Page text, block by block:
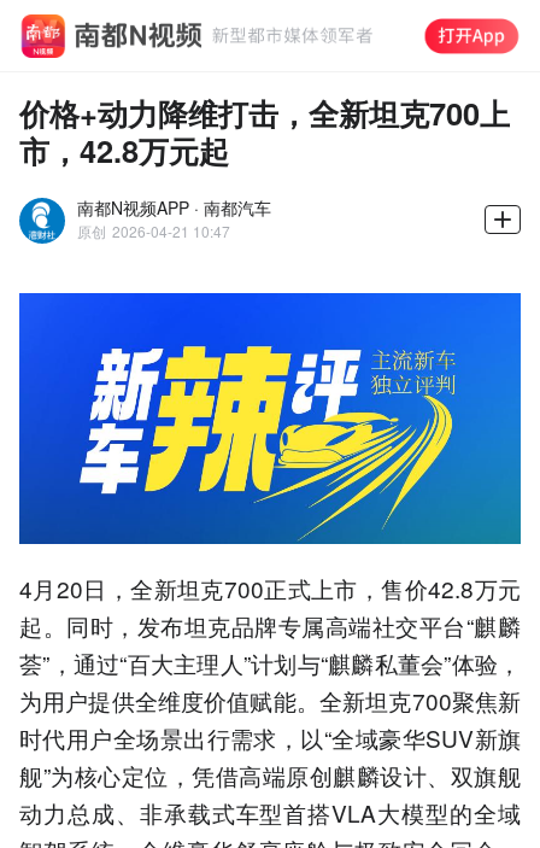
价格+动力降维打击，全新坦克700上
市，42.8万元起
南都N视频APP · 南都汽车
原创 2026-04-21 10:47
4月20日，全新坦克700正式上市，售价42.8万元
起。同时，发布坦克品牌专属高端社交平台“麒麟
荟”，通过“百大主理人”计划与“麒麟私董会”体验，
为用户提供全维度价值赋能。全新坦克700聚焦新
时代用户全场景出行需求，以“全域豪华SUV新旗
舰”为核心定位，凭借高端原创麒麟设计、双旗舰
动力总成、非承载式车型首搭VLA大模型的全域